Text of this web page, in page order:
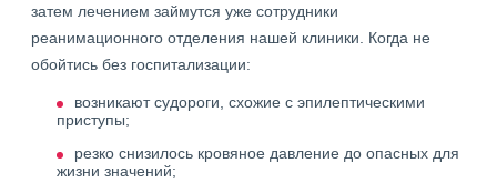
затем лечением займутся уже сотрудники
реанимационного отделения нашей клиники. Когда не
обойтись без госпитализации:
возникают судороги, схожие с эпилептическими
приступы;
резко снизилось кровяное давление до опасных для
жизни значений;